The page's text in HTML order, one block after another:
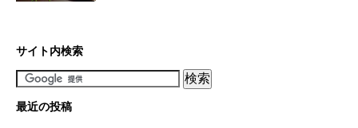
サイト内検索
最近の投稿